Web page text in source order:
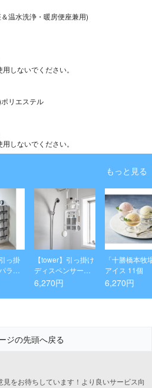
温水洗浄・暖房便座兼用)
しないでください。
リエステル
しないでください。
もっと見る
っ掛
ラッ
ラ
【tower】引っ掛け
ディスペンサース
タンド 2段(全2色)
6,270円
「十勝橋本牧
アイス 11個
6,270円
ジの先頭へ戻る
をお待ちしています！より良いサービス向